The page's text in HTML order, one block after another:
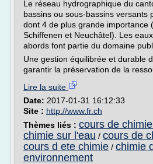
Le réseau hydrographique du
bassins ou sous-bassins versants
dont 4 de plus grande importance
Schiffenen et Neuchâtel). Les
abords font partie du domaine
Une gestion équilibrée et durable
garantir la préservation de la
Lire la suite
Date: 2017-01-31 16:12:33
Site : http://www.fr.ch
Thèmes liés : cours de
chimie sur l'eau / cours de
cours d ete chimie / chimie
environnement